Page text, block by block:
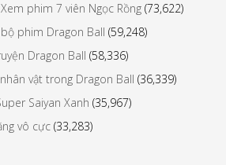
Dragon Ball (58,336)
vật trong Dragon Ball (36,339)
Saiyan Xanh (35,967)
vô cực (33,283)
binh mạnh nhất 12 vũ trụ
chủ)